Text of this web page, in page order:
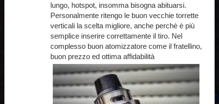
lungo, hotspot, insomma bisogna abituarsi.
Personalmente ritengo le buon vecchie torrette
verticali la scelta migliore, anche perchè è più
semplice inserire correttamente il tiro. Nel
complesso buon atomizzatore come il fratellino,
buon prezzo ed ottima affidabilità